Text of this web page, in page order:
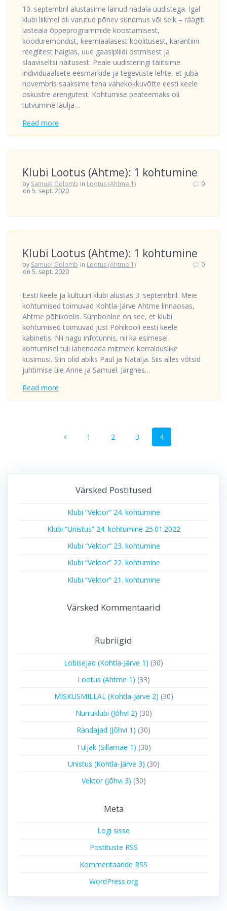
10. septembril alustasime läinud nädala uudistega. Igal
klubi liikmel oli varutud põnev sündmus või seik – räägiti
lasteaia õppeprogrammide koostamisest,
kooduremondist, keemiaalasest koolitusest, karantiini
reeglitest haiglas, uue gaasipliidi ostmisest ja
slaaviseltsi näitusest. Peale uudisteringi täiitsime
individuaalsete eesmärkide ja tegevuste lehte, et juba
novembris saaksime teha vahekokkuvõtte eesti keele
oskustre arengutest. Kohtumise peateemaks oli
tutvumine laulja…
Read more
Klubi Lootus (Ahtme): 1 kohtumine
by Samuel Golomb in Lootus (Ahtme 1)
on 5. sept. 2020
0
Klubi Lootus (Ahtme): 1 kohtumine
by Samuel Golomb in Lootus (Ahtme 1)
on 5. sept. 2020
0
Eesti keele ja kultuuri klubi alustas 3. septembril. Meie
kohtumised toimuvad Kohtla-Järve Ahtme linnaosas,
Ahtme põhikoolis. Sümboolne on see, et klubi
kohtumised toimuvad just Põhikooli eesti keele
kabinetis. Nii nagu infotunnis, nii ka esimesel
kohtumisel tuli lahendada mitmeid korralduslike
küsimusi. Siin olid abiks Paul ja Natalja. Siis alles võtsid
juhtimise üle Anne ja Samuel. Järgnes…
Read more
navigation
Page
1 Page
2 Page
3 Page
4
Värsked Postitused
Klubi “Vektor” 24. kohtumine
Klubi “Unistus” 24. kohtumine 25.01.2022
Klubi “Vektor” 23. kohtumine
Klubi “Vektor” 22. kohtumine
Klubi “Vektor” 21. kohtumine
Värsked Kommentaarid
Rubriigid
Lobisejad (Kohtla-Järve 1) (30)
Lootus (Ahtme 1) (33)
MISKUSMILLAL (Kohtla-Järve 2) (30)
Nurruklubi (Jõhvi 2) (30)
Rändajad (Jõhvi 1) (30)
Tuljak (Sillamäe 1) (30)
Unistus (Kohtla-Järve 3) (30)
Vektor (Jõhvi 3) (30)
Meta
Logi sisse
Postituste RSS
Kommentaaride RSS
WordPress.org